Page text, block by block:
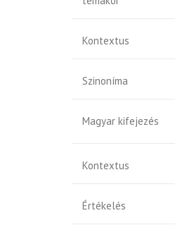
Kontextus
Szinoníma
Magyar kifejezés
Kontextus
Értékelés